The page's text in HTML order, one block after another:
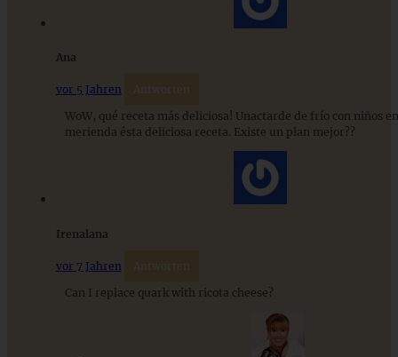
Eierlikör-Brownie-Dessert mit Stracciatellacreme
Stracciatella-Quarkcreme mit Kirschgrütze - einfaches
Ana
vor 5 Jahren Antworten
WoW, qué receta más deliciosa! Unactarde de frío con niños
merienda ésta deliciosa receta. Existe un plan mejor??
Irenalana
vor 7 Jahren Antworten
Can I replace quark with ricota cheese?